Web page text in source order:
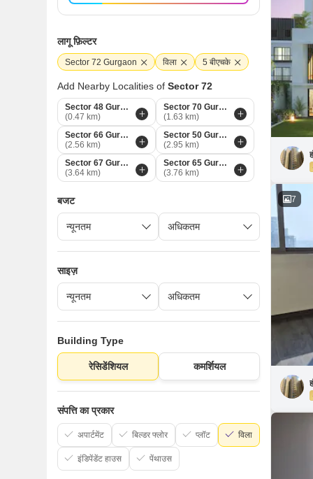
7
लागू फ़िल्टर
Sector 72 Gurgaon विला 5 बीएचके
Add Nearby Localities of Sector 72
Sector 48 Gurgaon
(0.47 km)
Sector 70 Gurgaon
(1.63 km)
Sector 66 Gurgaon
(2.56 km)
Sector 50 Gurgaon
(2.95 km)
Sector 67 Gurgaon
(3.64 km)
Sector 65 Gurgaon
(3.76 km)
बजट
साइज़
Building Type
रेसिडेंशियल कमर्शियल
संपत्ति का प्रकार
अपार्टमेंट बिल्डर फ्लोर प्लॉट विला
इंडिपेंडेंट हाउस पेंथाउस